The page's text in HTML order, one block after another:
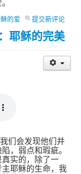
的爱 提交新评论
耶稣的完美
们会发现他们并
，弱点和瑕疵。
实的，除了一
耶稣的生命，我